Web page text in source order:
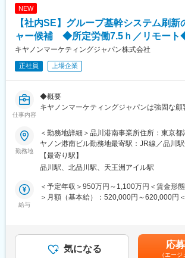
全般
・システム運用実務の統括
◆あなたに実施いただきたい具体的業務
下記を推進するリーダーをお願いします。
・OLA、SLAをはじめとするIT運用規定の整
・社内ITユーザ部門、IT子会社、ITベンダー
・システム更新プロジェクトのPM
◆将来のキャリア
社内ITシステムの運用を統括する将来のマネ
て、IT運用統括組織のプランニングおよび実
きます。
また、システム運用だけでなく、将来的には
前職の職種：SIerでお客様向けのシステム運
NEW
【社内SE】グループ基幹システム刷新
ャー候補 ◆所定労働7.5ｈ／リモー
キヤノンマーケティングジャパン株式会社
正社員 上場企業
仕事内容
◆概要
キヤノンマーケティングジャパンは強固な顧
現在、基幹システムの刷新を進めており、こ
向上とさらなる事業拡大に向けた重要なテー
このプロジェクトを牽引する次世代のリーダ
刷新の経験を持ち、挑戦する意欲のある方を
◆主な業務内容
DX対応を支えるIT環境整備の一環として、
物流・購買・売掛領域）のモダナイゼーショ
し、プロセスのシンプル化・標準化・共通
のシステムカットオーバーに向けて、システ
勤務地
＜勤務地詳細＞品川港南事業所住所：東京
ヤノン港南ビル勤務地最寄駅：JR線／品川駅
全面禁煙変更の範囲：会社の定める事業所（
む）
【最寄り駅】
品川駅、北品川駅、天王洲アイル駅
給与
＜予定年収＞950万円～1,100万円＜賃金形
＞月額（基本給）：520,000円～620,000円
目安の金額であり、選考を通じて上下する可
給(月額)は固定手当を含めた表記です。
気になる 応
（エー